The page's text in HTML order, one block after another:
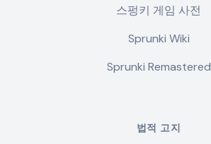
스펑키 게임 사전
Sprunki Wiki
Sprunki Remastered
법적 고지